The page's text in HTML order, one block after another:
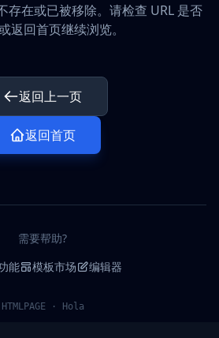
存在或已被移除。请检查 URL 是否
返回首页继续浏览。
返回上一页
返回首页
需要帮助?
能
模板市场 编辑器
HTMLPAGE · Hola